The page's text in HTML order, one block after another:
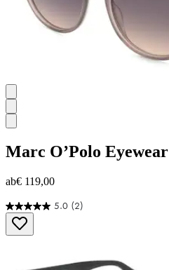
Marc O’Polo Eyewear
ab€ 119,00
5.0 (2)
5.0
von
5